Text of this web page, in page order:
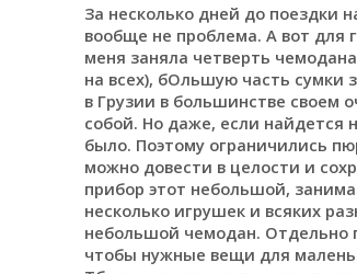
За несколько дней до поездки
вообще не проблема. А вот для
меня заняла четверть
на всех), бОльшую часть сумки
в Грузии в большинстве своем
собой. Но даже, если найдется
было. Поэтому ограничились
можно довести в целости и
прибор этот небольшой,
несколько игрушек и всяких
небольшой чемодан. Отдельно
чтобы нужные вещи для